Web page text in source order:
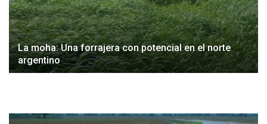
La moha: Una forrajera con potencial en el norte
argentino